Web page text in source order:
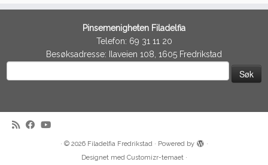
Pinsemenigheten Filadelfia
Telefon: 69 31 11 20
Besøksadresse: Ilaveien 108, 1605 Fredrikstad
etter:
· © 2026 Filadelfia Fredrikstad · Powered by
·
Designet med Customizr-temaet·